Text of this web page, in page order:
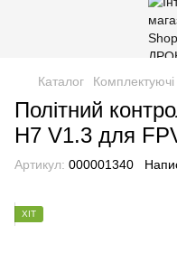
Каталог Комплектуючі
Політний
H7 V1.3 для
Артикул: 000001340
ХІТ